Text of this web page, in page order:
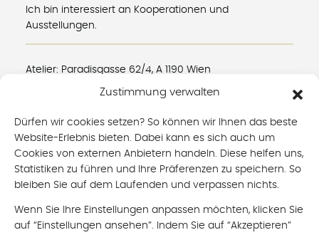
Zustimmung verwalten
Dürfen wir cookies setzen? So können wir Ihnen das beste
Website-Erlebnis bieten. Dabei kann es sich auch um
Cookies von externen Anbietern handeln. Diese helfen uns,
Statistiken zu führen und Ihre Präferenzen zu speichern. So
bleiben Sie auf dem Laufenden und verpassen nichts.
Wenn Sie Ihre Einstellungen anpassen möchten, klicken Sie
auf “Einstellungen ansehen”. Indem Sie auf “Akzeptieren”
Ich bin interessiert an Kooperationen und
Ausstellungen.
Atelier: Paradisgasse 62/4, A 1190 Wien
mobil: +43 676 490 8866
mail: brigitte[at]oberlik-burtscher.at